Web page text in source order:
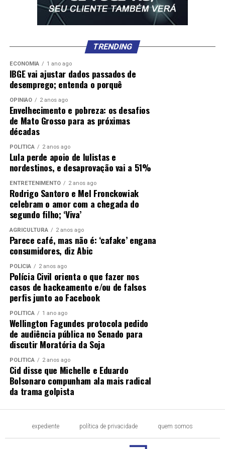
TRENDING
ECONOMIA 1 ano ago
IBGE vai ajustar dados passados de
desemprego; entenda o porquê
OPINIÃO 2 anos ago
Envelhecimento e pobreza: os desafios
de Mato Grosso para as próximas
décadas
POLÍTICA 2 anos ago
Lula perde apoio de lulistas e
nordestinos, e desaprovação vai a 51%
ENTRETENIMENTO 2 anos ago
Rodrigo Santoro e Mel Fronckowiak
celebram o amor com a chegada do
segundo filho; ‘Viva’
AGRICULTURA 2 anos ago
Parece café, mas não é: ‘cafake’ engana
consumidores, diz Abic
POLÍCIA 2 anos ago
Polícia Civil orienta o que fazer nos
casos de hackeamento e/ou de falsos
perfis junto ao Facebook
POLÍTICA 1 ano ago
Wellington Fagundes protocola pedido
de audiência pública no Senado para
discutir Moratória da Soja
POLÍTICA 2 anos ago
Cid disse que Michelle e Eduardo
Bolsonaro compunham ala mais radical
da trama golpista
expediente política de privacidade quem somos